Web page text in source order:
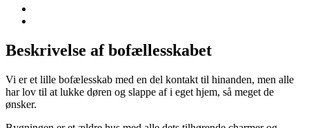
Beskrivelse af bofællesskabet
Vi er et lille bofælesskab med en del kontakt til hinanden, men alle
har lov til at lukke døren og slappe af i eget hjem, så meget de
ønsker.